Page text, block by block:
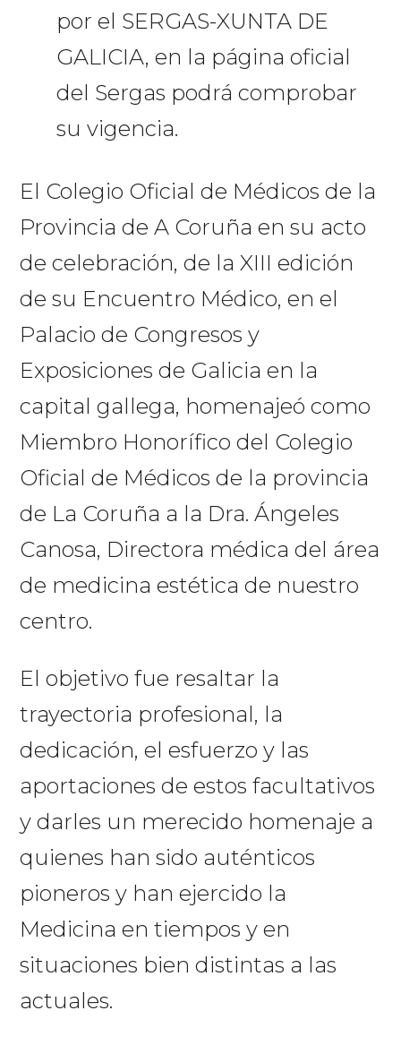
por el SERGAS-XUNTA DE
GALICIA, en la página oficial
del Sergas podrá comprobar
su vigencia.
El Colegio Oficial de Médicos de la
Provincia de A Coruña en su acto
de celebración, de la XIII edición
de su Encuentro Médico, en el
Palacio de Congresos y
Exposiciones de Galicia en la
capital gallega, homenajeó como
Miembro Honorífico del Colegio
Oficial de Médicos de la provincia
de La Coruña a la Dra. Ángeles
Canosa, Directora médica del área
de medicina estética de nuestro
centro.
El objetivo fue resaltar la
trayectoria profesional, la
dedicación, el esfuerzo y las
aportaciones de estos facultativos
y darles un merecido homenaje a
quienes han sido auténticos
pioneros y han ejercido la
Medicina en tiempos y en
situaciones bien distintas a las
actuales.